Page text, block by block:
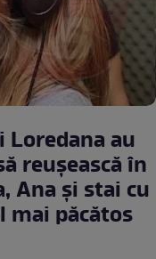
Loredana au
reușească în
Ana și stai cu
mai păcătos